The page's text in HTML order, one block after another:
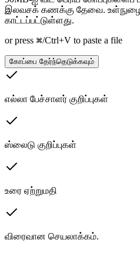
இலவசக் கணக்கு தேவை.
காட்டப்பட்டுள்ளது.
or press ⌘/Ctrl+V to paste a file
கோப்பை தேர்ந்தெடுக்கவும்
எல்லா பேச்சாளர் குறிப்புகள்
ஸ்லைடு குறிப்புகள்
உரை ஏற்றுமதி
விரைவான செயலாக்கம்.